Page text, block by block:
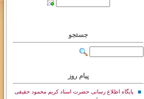
جستجو
پیام روز
پایگاه اطلاع رسانی حضرت استاد کریم محمود حقیقی